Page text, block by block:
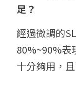
足？
經過微調的
80%~90%表
十分夠用，